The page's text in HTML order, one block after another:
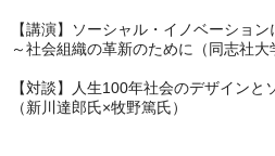
【講演】ソーシャル・イノベーショ
～社会組織の革新のために（同志社大
【対談】人生100年社会のデザイン
（新川達郎氏×牧野篤氏）